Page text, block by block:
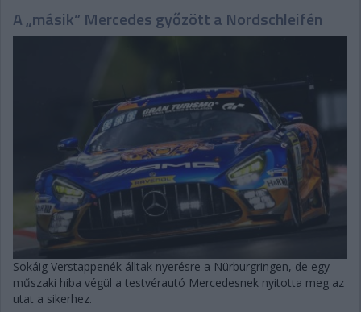
A „másik” Mercedes győzött a Nordschleifén
Sokáig Verstappenék álltak nyerésre a Nürburgringen, de egy
műszaki hiba végül a testvérautó Mercedesnek nyitotta meg az
utat a sikerhez.